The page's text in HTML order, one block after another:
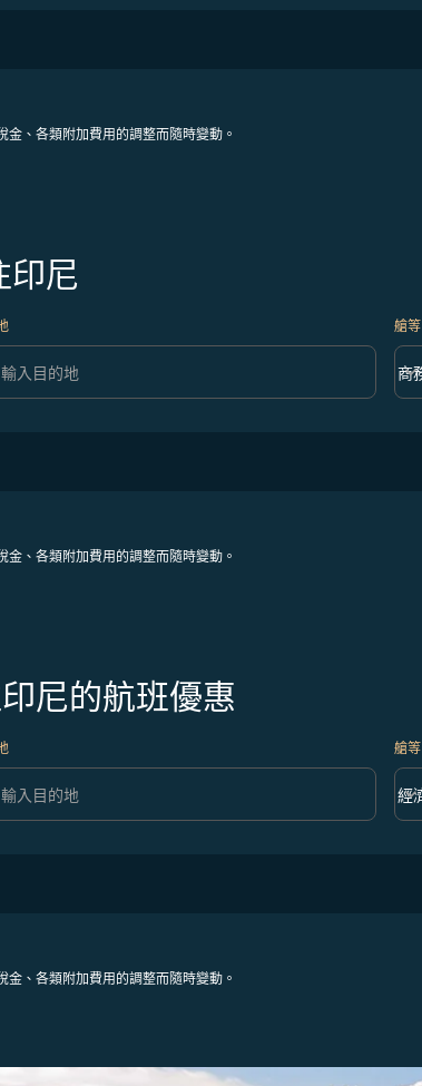
、各類附加費用的調整而隨時變動。
印尼
艙等
艙
商
keyboard_arrow_down
、各類附加費用的調整而隨時變動。
尼的航班優惠
艙等
艙
經
keyboard_arrow_down
、各類附加費用的調整而隨時變動。